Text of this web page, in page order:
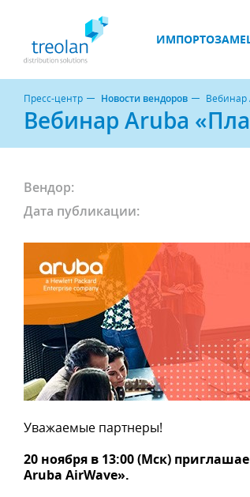
Пресс-центр Новости вендоров Вебинар
Вебинар Aruba
Вендор:
Дата публикации:
Уважаемые партнеры!
20 ноября в 13:00 (Мск)
Aruba AirWave».